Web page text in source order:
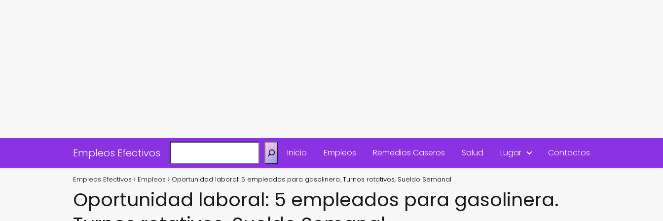
Empleos Efectivos Inicio Empleos Remedios Caseros Salud Lugar Contactos
Empleos Efectivos Empleos Oportunidad laboral: 5 empleados para gasolinera. Turnos rotativos, Sueldo Semanal
Oportunidad laboral: 5 empleados para gasolinera.